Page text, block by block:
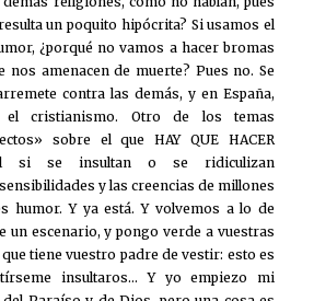
un poquito hipócrita? Si usamos el
¿porqué no vamos a hacer bromas
nos amenacen de muerte? Pues no. Se
contra las demás, y en España,
el cristianismo. Otro de los temas
sobre el que HAY QUE HACER
si se insultan o se ridiculizan
y las creencias de millones
humor. Y ya está. Y volvemos a lo de
un escenario, y pongo verde a vuestras
tiene vuestro padre de vestir: esto es
insultaros… Y yo empiezo mi